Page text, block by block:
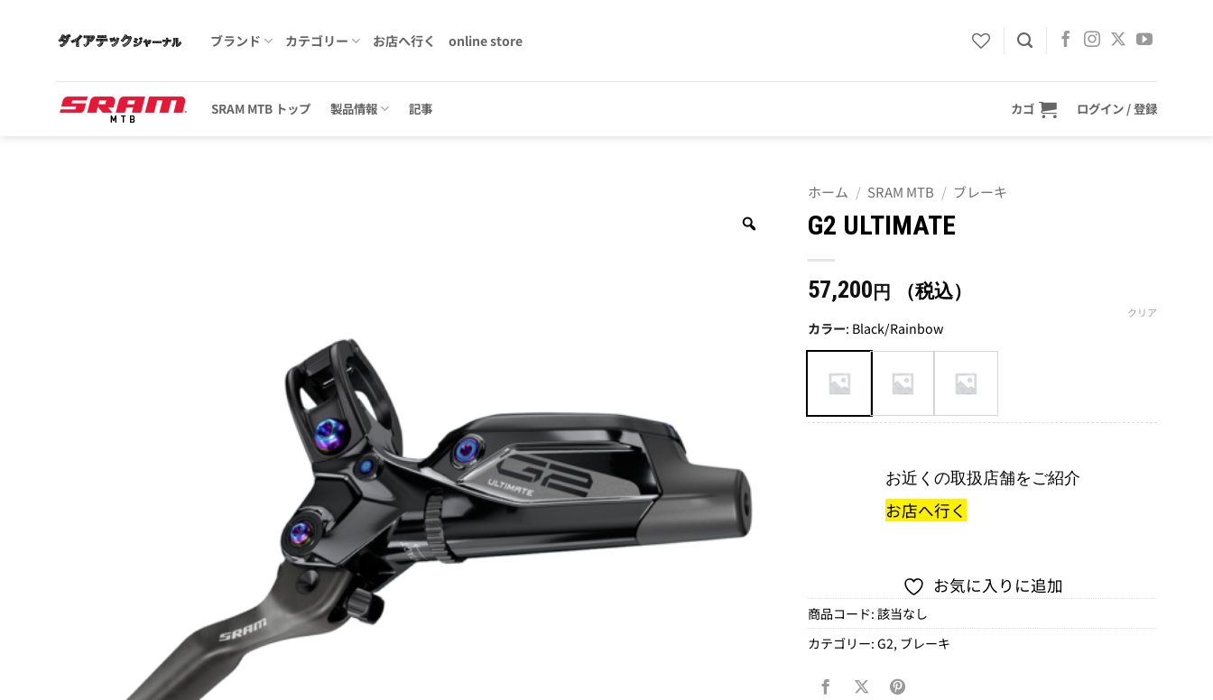
ブランド カテゴリー お店へ行く online store
SRAM MTB トップ 製品情報 記事 カゴ ログイン / 登録
ホーム / SRAM MTB / ブレーキ
G2 ULTIMATE
57,200 円 （税込）
カラー: Black/Rainbow
クリア
お近くの取扱店舗をご紹介
お店へ行く
お気に入りに追加
商品コード:該当なし
カテゴリー:G2, ブレーキ